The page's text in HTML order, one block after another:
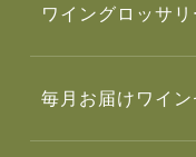
ワイングロッサリ
毎月お届けワイン